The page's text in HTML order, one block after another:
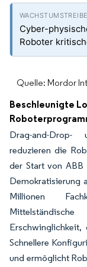
Cyber-
Roboter
Quelle: Mordor
Beschleunigte
Drag-and-Drop-
reduzieren die
der Start von
Demokratisierung
Millionen
Schnellere
und ermöglicht